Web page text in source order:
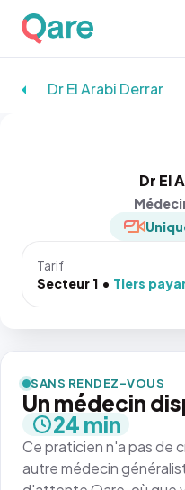
Dr El Arabi Derrar
Dr El
Tarif
Secteur 1
Tiers
SANS RENDEZ-VOUS
Un médecin
24 min
Ce praticien n'a pas de
autre médecin